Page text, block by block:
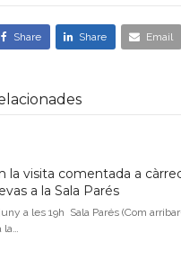
Share Share Email
la visita comentada a
a la Sala Parés
a les 19h Sala Parés (Com
la…